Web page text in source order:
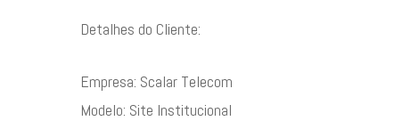
Detalhes do Cliente:
Empresa: Scalar Telecom
Modelo: Site Institucional